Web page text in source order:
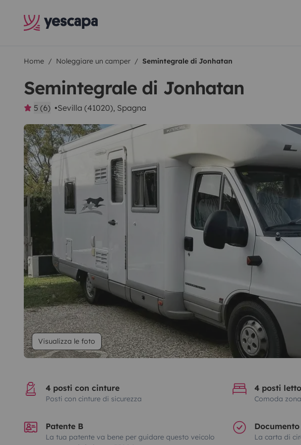
Home Noleggiare un camper Semintegrale di Jonhatan
Semintegrale di Jonhatan
5 (6) Sevilla (41020), Spagna
Visualizza le foto
4 posti con cinture
Posti con cinture di sicurezza
4 posti letto
Comoda
Patente B
La tua patente va bene per guidare questo veicolo
La carta di